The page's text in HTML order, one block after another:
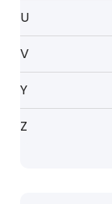
U
V
Y
Z